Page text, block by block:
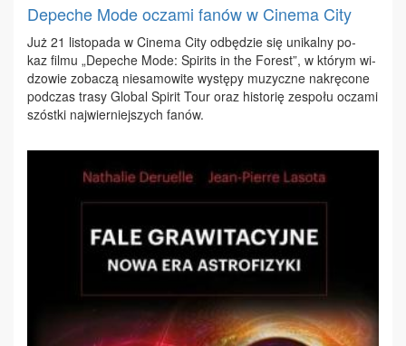
Depeche Mode oczami fanów w Cinema City
Już 21 li­sto­pa­da w Ci­ne­ma Ci­ty od­bę­dzie się uni­kal­ny po­
kaz fil­mu „De­pe­che Mo­de: Spi­rits in the Fo­rest”, w któ­rym wi­
dzo­wie zo­ba­czą nie­sa­mo­wi­te wy­stę­py mu­zycz­ne na­krę­co­ne
pod­czas tra­sy Glo­bal Spi­rit To­ur oraz hi­sto­rię ze­spo­łu ocza­mi
szóst­ki naj­wier­niej­szych fa­nów.